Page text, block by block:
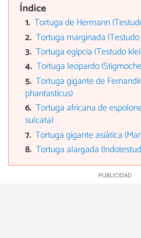
Índice
Tortuga de Hermann
Tortuga marginada
Tortuga egipcia (Testudo
Tortuga leopardo
Tortuga gigante de
phantasticus)
Tortuga africana de
sulcata)
Tortuga gigante asiática
Tortuga alargada